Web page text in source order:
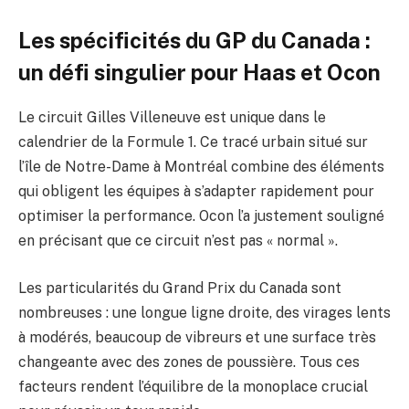
Les spécificités du GP du Canada :
un défi singulier pour Haas et Ocon
Le circuit Gilles Villeneuve est unique dans le
calendrier de la Formule 1. Ce tracé urbain situé sur
l’île de Notre-Dame à Montréal combine des éléments
qui obligent les équipes à s’adapter rapidement pour
optimiser la performance. Ocon l’a justement souligné
en précisant que ce circuit n’est pas « normal ».
Les particularités du Grand Prix du Canada sont
nombreuses : une longue ligne droite, des virages lents
à modérés, beaucoup de vibreurs et une surface très
changeante avec des zones de poussière. Tous ces
facteurs rendent l’équilibre de la monoplace crucial